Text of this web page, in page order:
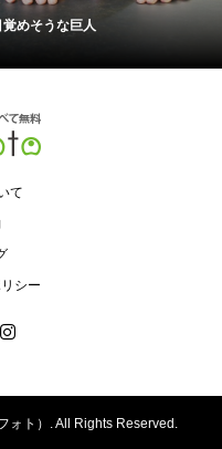
覚めそうな巨人
て
シー
ォト）. All Rights Reserved.